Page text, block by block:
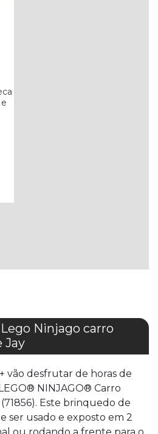
Ninjago carro
Jay
vão desfrutar de horas de
NINJAGO® Carro
Este brinquedo de
ser usado e exposto em 2